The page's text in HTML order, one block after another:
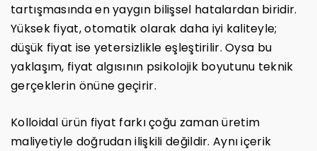
tartışmasında en yaygın bilişsel hatalardan biridir.
Yüksek fiyat, otomatik olarak daha iyi kaliteyle;
düşük fiyat ise yetersizlikle eşleştirilir. Oysa bu
yaklaşım, fiyat algısının psikolojik boyutunu teknik
gerçeklerin önüne geçirir.
Kolloidal ürün fiyat farkı çoğu zaman üretim
maliyetiyle doğrudan ilişkili değildir. Aynı içerik